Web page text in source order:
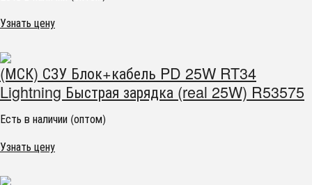
Узнать цену
(МСК) СЗУ Блок+кабель PD 25W RT34
Lightning Быстрая зарядка (real 25W) R53575
Есть в наличии (оптом)
Узнать цену